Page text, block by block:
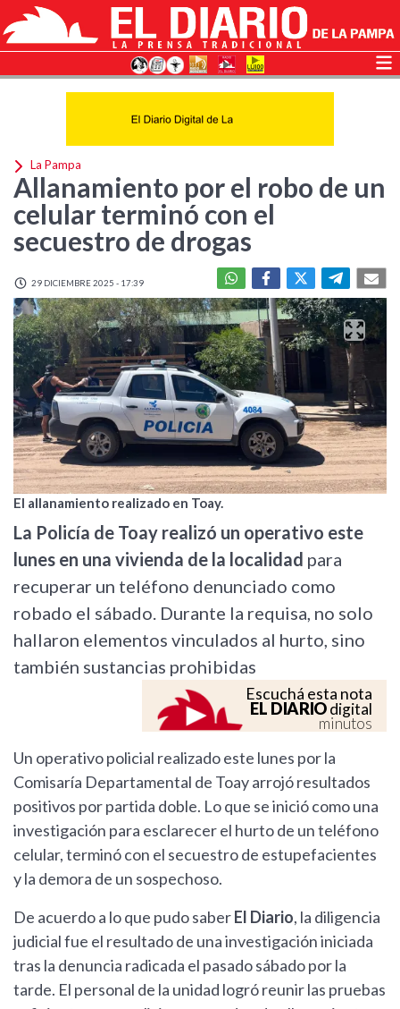
La Pampa
Allanamiento por el robo de un
celular terminó con el
secuestro de drogas
29 DICIEMBRE 2025 - 17:39
El allanamiento realizado en Toay.
La Policía de Toay realizó un operativo este
lunes en una vivienda de la localidad para
recuperar un teléfono denunciado como
robado el sábado. Durante la requisa, no solo
hallaron elementos vinculados al hurto, sino
también sustancias prohibidas
Escuchá esta nota
EL DIARIOdigital
minutos
Un operativo policial realizado este lunes por la
Comisaría Departamental de Toay arrojó resultados
positivos por partida doble. Lo que se inició como una
investigación para esclarecer el hurto de un teléfono
celular, terminó con el secuestro de estupefacientes
y la demora de un sospechoso.
De acuerdo a lo que pudo saberEl Diario, la diligencia
judicial fue el resultado de una investigación iniciada
tras la denuncia radicada el pasado sábado por la
tarde. El personal de la unidad logró reunir las pruebas